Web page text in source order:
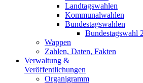
Landtagswahlen
Kommunalwahlen
Bundestagswahlen
Bundestagswahl
Wappen
Zahlen, Daten, Fakten
Verwaltung &
Veröffentlichungen
Organigramm